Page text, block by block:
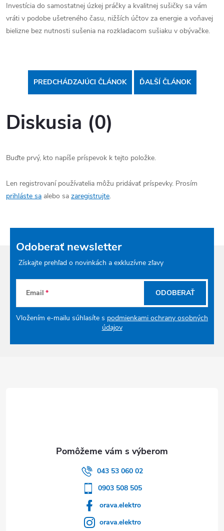
Investícia do samostatnej úzkej práčky a kvalitnej sušičky sa vám
vráti v podobe ušetreného času, nižších účtov za energie a voňavej
bielizne bez nutnosti sušenia na rozkladacom sušiaku v obývačke.
PREDCHÁDZAJÚCI ČLÁNOK ĎALŠÍ ČLÁNOK
Diskusia (0)
Buďte prvý, kto napíše príspevok k tejto položke.
Len registrovaní používatelia môžu pridávať príspevky. Prosím
prihláste sa alebo sa zaregistrujte.
Odoberať newsletter
Získajte prehľad o novinkách a exkluzívne zľavy
Email
Vložením e-mailu súhlasíte s podmienkami ochrany osobných
údajov
ODOBERAŤ
043 53 060 02
0903 508 505
orava.elektro
orava.elektro